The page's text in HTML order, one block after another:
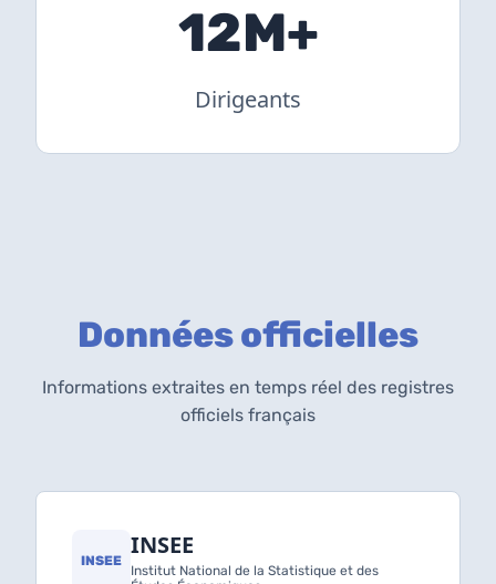
12M+
Dirigeants
Données officielles
Informations extraites en temps réel des registres
officiels français
INSEE
INSEE
Institut National de la Statistique et des